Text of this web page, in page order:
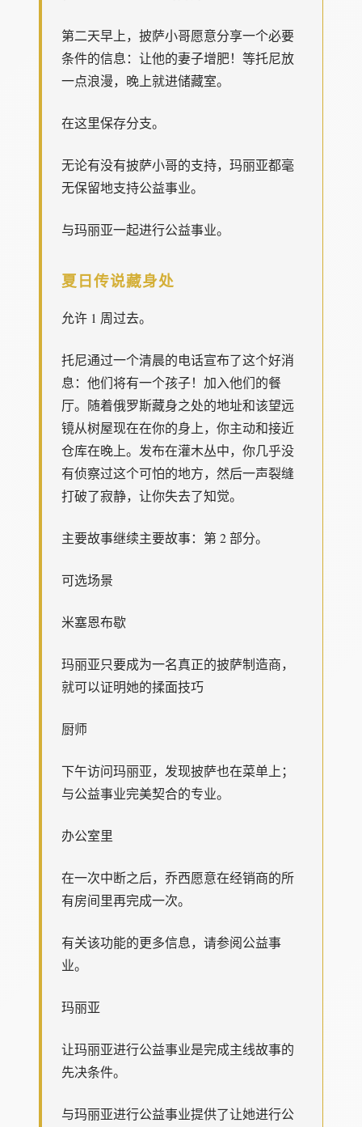
第二天早上，披萨小哥愿意分享一个必要
条件的信息：让他的妻子增肥！等托尼放
一点浪漫，晚上就进储藏室。
在这里保存分支。
无论有没有披萨小哥的支持，玛丽亚都毫
无保留地支持公益事业。
与玛丽亚一起进行公益事业。
夏日传说藏身处
允许 1 周过去。
托尼通过一个清晨的电话宣布了这个好消
息：他们将有一个孩子！加入他们的餐
厅。随着俄罗斯藏身之处的地址和该望远
镜从树屋现在在你的身上，你主动和接近
仓库在晚上。发布在灌木丛中，你几乎没
有侦察过这个可怕的地方，然后一声裂缝
打破了寂静，让你失去了知觉。
主要故事继续主要故事：第 2 部分。
可选场景
米塞恩布歇
玛丽亚只要成为一名真正的披萨制造商，
就可以证明她的揉面技巧
厨师
下午访问玛丽亚，发现披萨也在菜单上；
与公益事业完美契合的专业。
办公室里
在一次中断之后，乔西愿意在经销商的所
有房间里再完成一次。
有关该功能的更多信息，请参阅公益事
业。
玛丽亚
让玛丽亚进行公益事业是完成主线故事的
先决条件。
与玛丽亚进行公益事业提供了让她进行公